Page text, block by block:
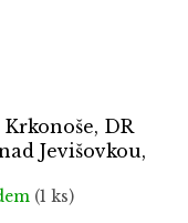
Krkonoše, DR
Jevišovkou,
(1 ks)